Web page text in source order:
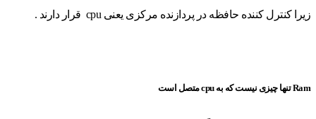
زیرا کنترل کننده حافظه در پردازنده مرکزی یعنی cpu قرار دارند .
Ram تنها چیزی نیست که به cpu متصل است